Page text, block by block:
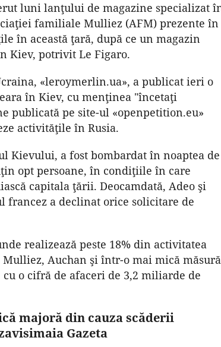
luni lanţului de magazine specializat
familiale Mulliez (AFM) prezente în
în această ţară, după ce un magazin
Kiev, potrivit Le Figaro.
«leroymerlin.ua», a publicat ieri o
în Kiev, cu menţinea "încetaţi
publicată pe site-ul «openpetition.eu»
activităţile în Rusia.
Kievului, a fost bombardat în noaptea de
opt persoane, în condiţiile în care
capitala ţării. Deocamdată, Adeo şi
a declinat orice solicitare de
realizează peste 18% din activitatea
Auchan şi într-o mai mică măsură
o cifră de afaceri de 3,2 miliarde de
majoră din cauza scăderii
Gazeta